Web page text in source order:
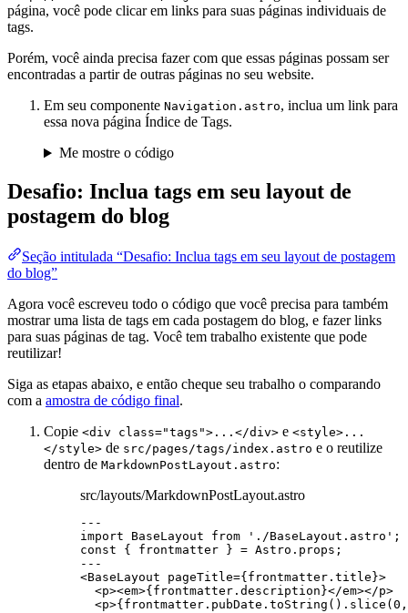
página, você pode clicar em links para suas páginas individuais de
tags.
Porém, você ainda precisa fazer com que essas páginas possam ser
encontradas a partir de outras páginas no seu website.
Em seu componente Navigation.astro, inclua um link para
essa nova página Índice de Tags.
Me mostre o código
Desafio: Inclua tags em seu layout de
postagem do blog
Seção intitulada “Desafio: Inclua tags em seu layout de postagem
do blog”
Agora você escreveu todo o código que você precisa para também
mostrar uma lista de tags em cada postagem do blog, e fazer links
para suas páginas de tag. Você tem trabalho existente que pode
reutilizar!
Siga as etapas abaixo, e então cheque seu trabalho o comparando
com a amostra de código final.
Copie <div class="tags">...</div> e <style>...
</style> de src/pages/tags/index.astro e o reutilize
dentro de MarkdownPostLayout.astro:
src/layouts/MarkdownPostLayout.astro
---
import BaseLayout from ' ./BaseLayout.astro ' ;
const { frontmatter } = Astro . props ;
---
<BaseLayout pageTitle={ frontmatter . title }>
<p><em>{ frontmatter . description }</em></p>
<p>{ frontmatter . pubDate . toString () . slice ( 0 ,